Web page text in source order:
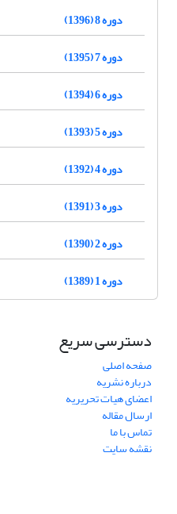
دوره 8 (1396)
دوره 7 (1395)
دوره 6 (1394)
دوره 5 (1393)
دوره 4 (1392)
دوره 3 (1391)
دوره 2 (1390)
دوره 1 (1389)
دسترسی سریع
صفحه اصلی
درباره نشریه
اعضای هیات تحریریه
ارسال مقاله
تماس با ما
نقشه سایت